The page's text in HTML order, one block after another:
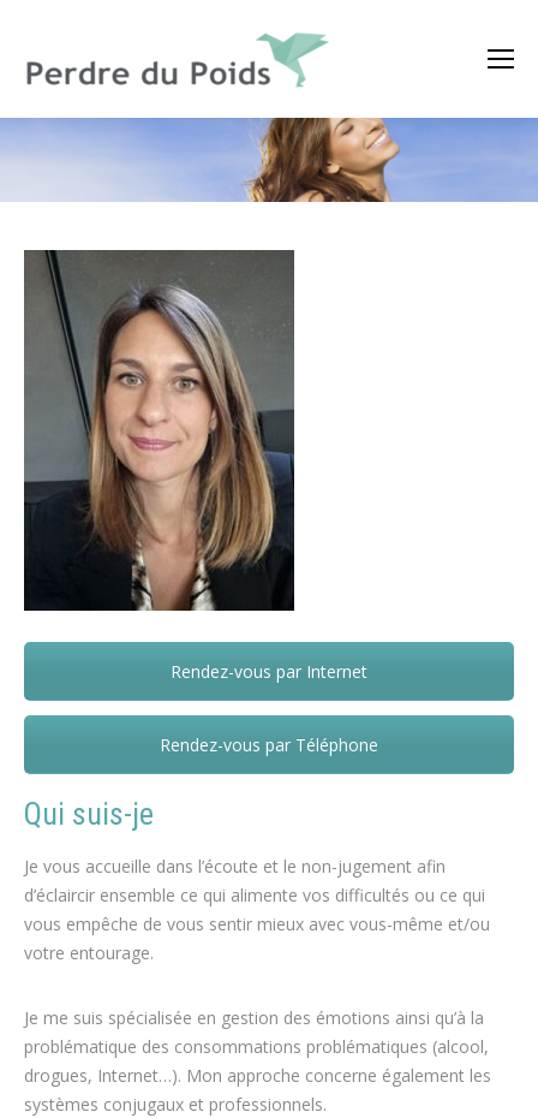
Perrine Fyon – Jemeppe-sur-Sambre
Qui suis-je
Je vous accueille dans l’écoute et le non-jugement afin
d’éclaircir ensemble ce qui alimente vos difficultés ou ce qui
vous empêche de vous sentir mieux avec vous-même et/ou
votre entourage.
Je me suis spécialisée en gestion des émotions ainsi qu’à la
problématique des consommations problématiques (alcool,
drogues, Internet…). Mon approche concerne également les
systèmes conjugaux et professionnels.
Rendez-vous par Internet
Rendez-vous par Téléphone